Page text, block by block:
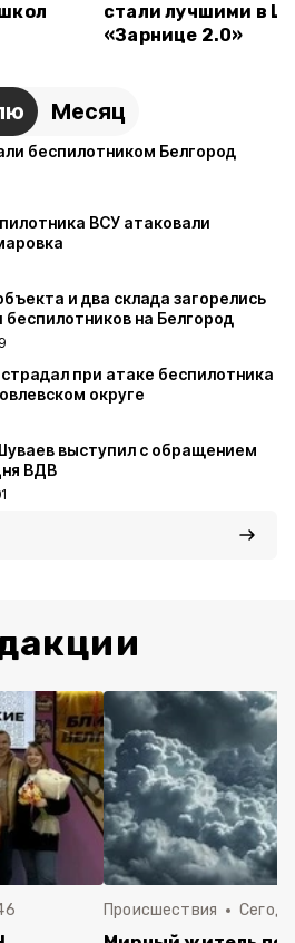
стали лучшими в
«Зарнице 2.0»
Месяц
беспилотником Белгород
ВСУ атаковали
и два склада загорелись
беспилотников на Белгород
при атаке беспилотника
округе
выступил с обращением
ВДВ
Происшествия